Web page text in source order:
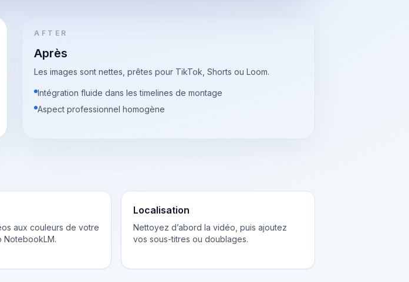
AFTER
Après
Les images sont nettes, prêtes pour TikTok, Shorts ou Loom.
Intégration fluide dans les timelines de montage
Aspect professionnel homogène
aux couleurs de votre
NotebookLM.
Localisation
Nettoyez d’abord la vidéo, puis ajoutez
vos sous-titres ou doublages.